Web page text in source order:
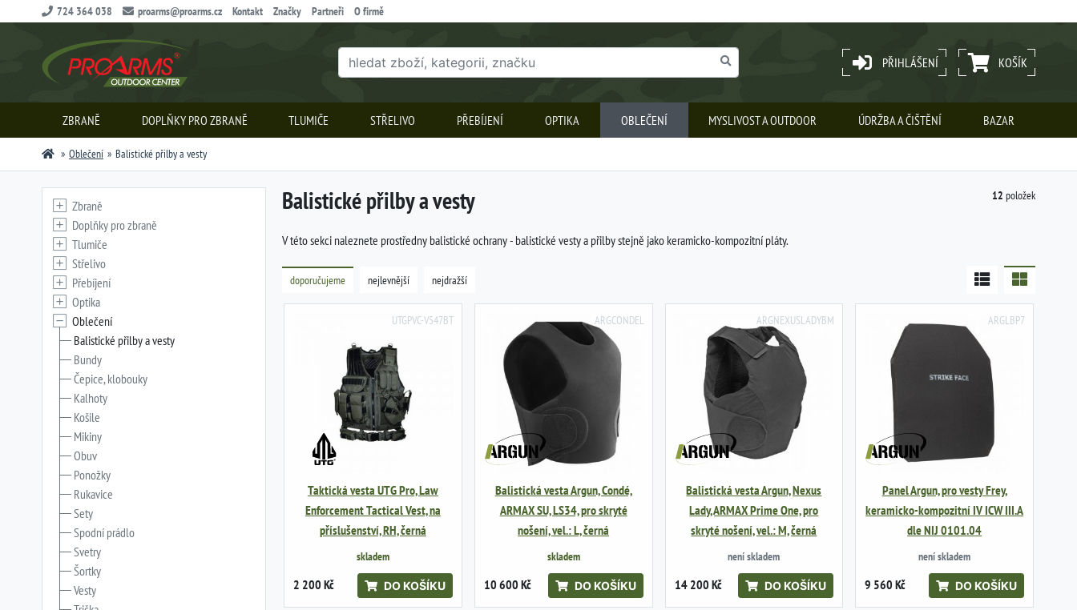
724 364 038 proarms@proarms.cz Kontakt Značky Partneři O firmě
PŘIHLÁŠENÍ KOŠÍK
ZBRANĚ DOPLŇKY PRO ZBRANĚ TLUMIČE STŘELIVO PŘEBÍJENÍ OPTIKA OBLEČENÍ MYSLIVOST A OUTDOOR ÚDRŽBA A ČIŠTĚNÍ BAZAR
Oblečení Balistické přilby a vesty
Balistické přilby a vesty 12 položek
V této sekci naleznete prostředny balistické ochrany - balistické vesty a přilby stejně jako keramicko-kompozitní pláty.
doporučujeme nejlevnější nejdražší
UTGPVC-V547BT
Taktická vesta UTG Pro, Law
Enforcement Tactical Vest, na
příslušenství, RH, černá
skladem
2 200 Kč DO KOŠÍKU
ARGCONDEL
Balistická vesta Argun, Condé,
ARMAX SU, LS34, pro skryté
nošení, vel.: L, černá
skladem
10 600 Kč DO KOŠÍKU
ARGNEXUSLADYBM
Balistická vesta Argun, Nexus
Lady, ARMAX Prime One, pro
skryté nošení, vel.: M, černá
není skladem
14 200 Kč DO KOŠÍKU
ARGLBP7
Panel Argun, pro vesty Frey,
keramicko-kompozitní IV ICW III.A
dle NIJ 0101.04
není skladem
9 560 Kč DO KOŠÍKU
Zbraně
Doplňky pro zbraně
Tlumiče
Střelivo
Přebíjení
Optika
Oblečení
Balistické přilby a vesty
Bundy
Čepice, klobouky
Kalhoty
Košile
Mikiny
Obuv
Ponožky
Rukavice
Sety
Spodní prádlo
Svetry
Šortky
Vesty